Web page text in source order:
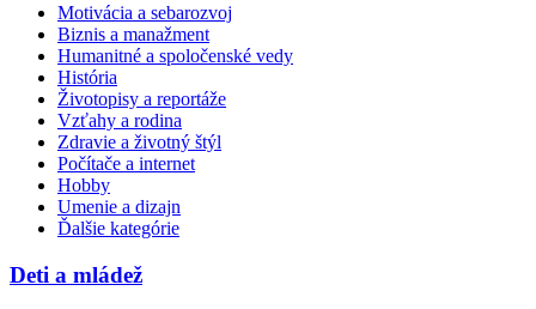
Motivácia a sebarozvoj
Biznis a manažment
Humanitné a spoločenské vedy
História
Životopisy a reportáže
Vzťahy a rodina
Zdravie a životný štýl
Počítače a internet
Hobby
Umenie a dizajn
Ďalšie kategórie
Deti a mládež